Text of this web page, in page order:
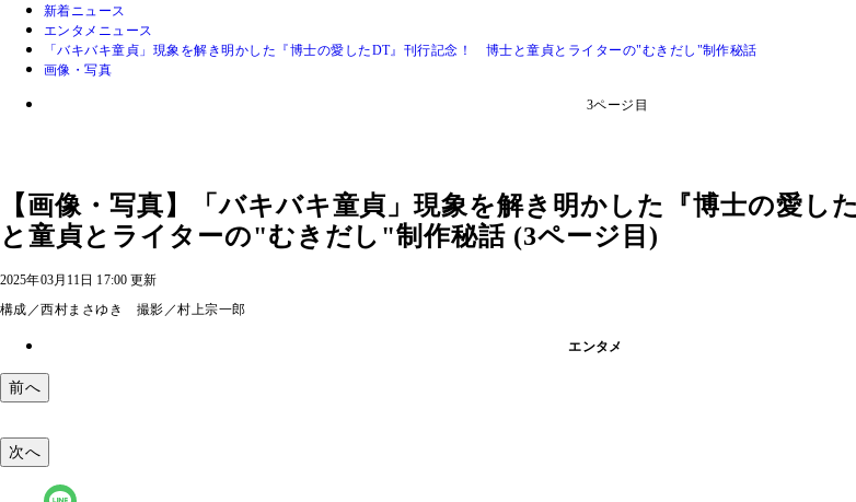
新着ニュース
エンタメニュース
「バキバキ童貞」現象を解き明かした『博士の愛したDT』刊行記念！ 博士と童貞とライターの"むきだし"制作秘話
画像・写真
3ページ目
【画像・写真】「バキバキ童貞」現象を解き明かした『博士の愛
と童貞とライターの"むきだし"制作秘話 (3ページ目)
2025年03月11日 17:00 更新
構成／西村まさゆき 撮影／村上宗一郎
エンタメ
前へ
次へ